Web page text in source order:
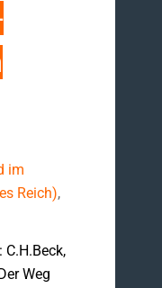
im
Reich),
Weg